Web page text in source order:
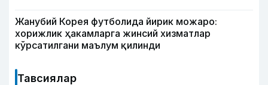
Жанубий Корея футболида йирик можаро:
хорижлик ҳакамларга жинсий хизматлар
кўрсатилгани маълум қилинди
Тавсиялар